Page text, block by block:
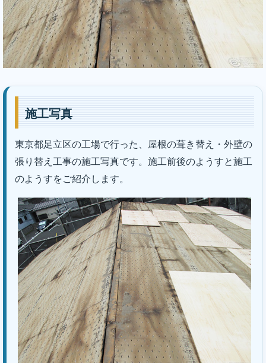
施工写真
東京都足立区の工場で行った、屋根の葺き替え・外壁の
張り替え工事の施工写真です。施工前後のようすと施工
のようすをご紹介します。
株式会社丸巧